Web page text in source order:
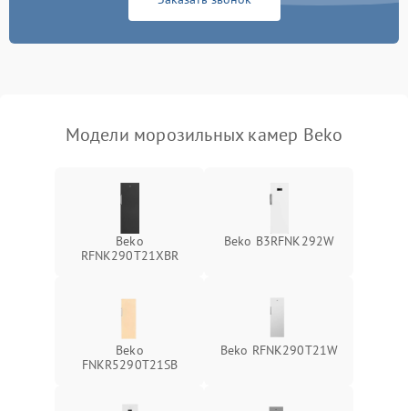
Модели морозильных камер Beko
Beko
RFNK290T21XBR
Beko B3RFNK292W
Beko
FNKR5290T21SB
Beko RFNK290T21W